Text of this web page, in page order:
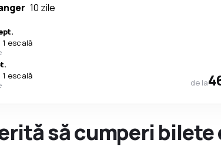
10 zile
1 escală
1 escală
de la
să cumperi bilete